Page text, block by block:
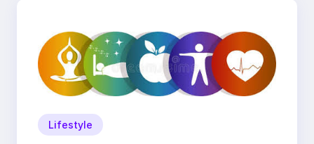
Lifestyle